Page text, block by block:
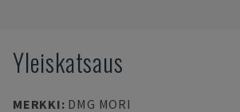
Yleiskatsaus
MERKKI: DMG MORI